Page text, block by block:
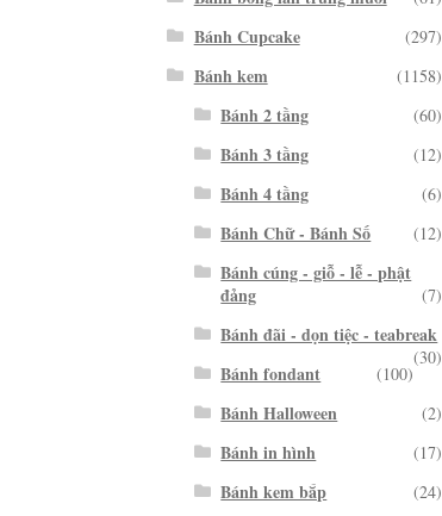
Bánh Cupcake (297)
Bánh kem (1158)
Bánh 2 tầng (60)
Bánh 3 tầng (12)
Bánh 4 tầng (6)
Bánh Chữ - Bánh Số (12)
Bánh cúng - giỗ - lễ - phật
đảng
(7)
Bánh đãi - dọn tiệc - teabreak
(30)
Bánh fondant (100)
Bánh Halloween (2)
Bánh in hình (17)
Bánh kem bắp (24)